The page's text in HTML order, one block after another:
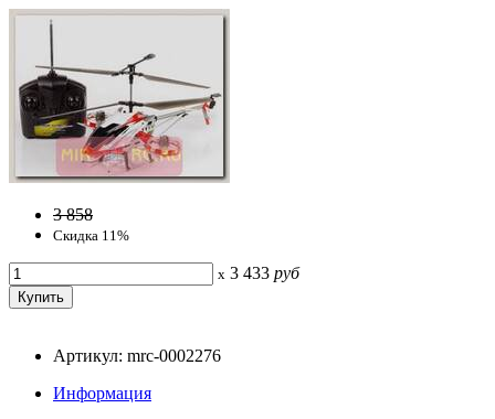
3 858
Скидка 11%
x 3 433 руб
Артикул: mrc-0002276
Информация